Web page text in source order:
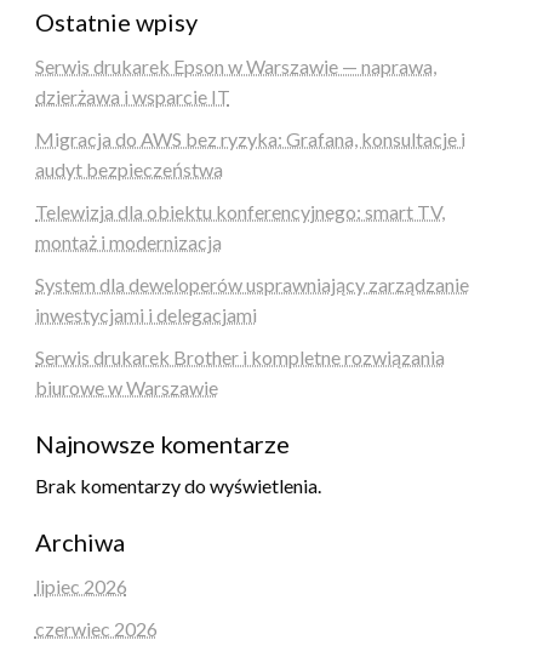
Ostatnie wpisy
Serwis drukarek Epson w Warszawie — naprawa,
dzierżawa i wsparcie IT
Migracja do AWS bez ryzyka: Grafana, konsultacje i
audyt bezpieczeństwa
Telewizja dla obiektu konferencyjnego: smart TV,
montaż i modernizacja
System dla deweloperów usprawniający zarządzanie
inwestycjami i delegacjami
Serwis drukarek Brother i kompletne rozwiązania
biurowe w Warszawie
Najnowsze komentarze
Brak komentarzy do wyświetlenia.
Archiwa
lipiec 2026
czerwiec 2026